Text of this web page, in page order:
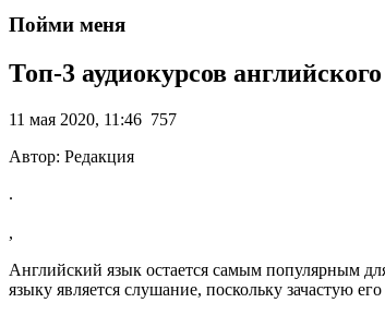
Пойми меня
Топ-3 аудиокурсов
11 мая 2020, 11:46 757
Автор: Редакция
.
,
Английский язык остается самым популярным
языку является слушание, поскольку зачастую